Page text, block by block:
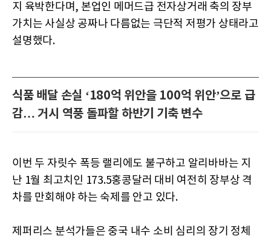
지 육박한다며, 본업인 메머드급 전자상거래 축의 장부
가치는 사실상 공짜나 다름없는 극단적 저평가 상태라고
설명했다.
식품 배달 손실 ‘180억 위안을 100억 위안’으로 급
감… 거시 역풍 돌파할 하반기 기축 변수
이번 두 자릿수 폭등 랠리에도 불구하고 알리바바는 지
난 1월 최고치인 173.5홍콩달러 대비 여전히 장부상 격
차를 만회해야 하는 숙제를 안고 있다.
제퍼리스 분석가들은 중국 내수 소비 심리의 장기 정체